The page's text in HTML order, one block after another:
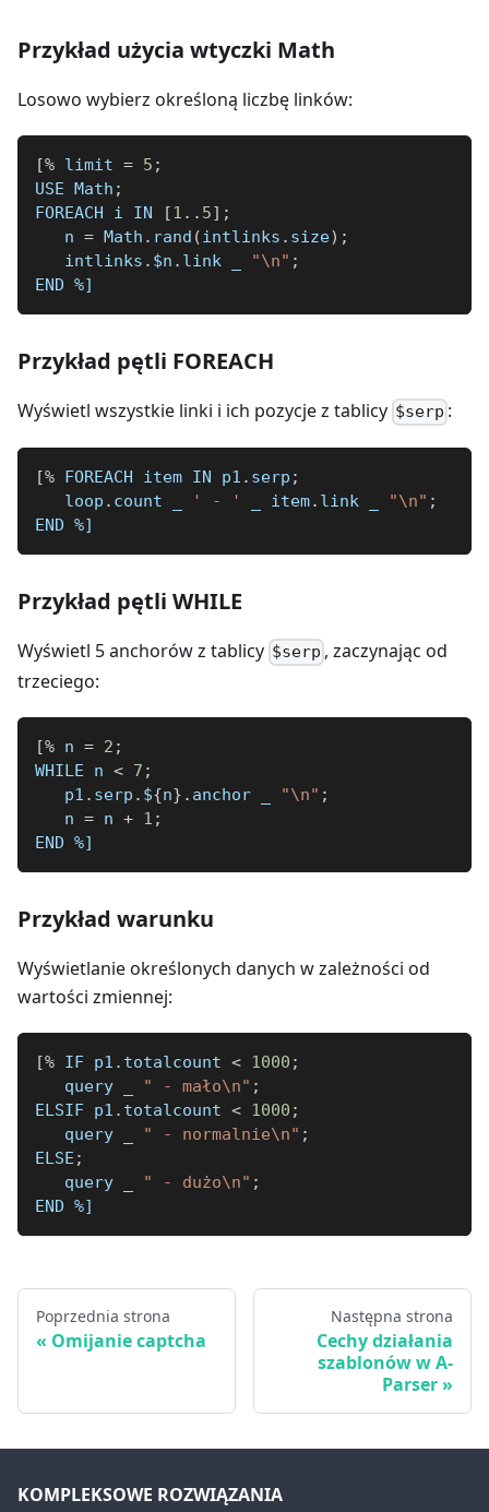
Przykład użycia wtyczki Math
Losowo wybierz określoną liczbę linków:
[% limit = 5 ;
USE Math ;
FOREACH i IN
[1 .. 5] ;
   n
= Math . rand (intlinks . size) ;
   intlinks
. $n . link "\n" ;
END %]
Przykład pętli FOREACH
Wyświetl wszystkie linki i ich pozycje z tablicy $serp :
[% FOREACH item IN p1 . serp ;
   loop
. count ' - ' item. link "\n" ;
END %]
Przykład pętli WHILE
Wyświetl 5 anchorów z tablicy $serp , zaczynając od
trzeciego:
[% n = 2 ;
WHILE n < 7 ;
   p1
. serp . ${n} . anchor "\n" ;
   n
= n + 1 ;
END %]
Przykład warunku
Wyświetlanie określonych danych w zależności od
wartości zmiennej:
[% IF p1 . totalcount < 1000 ;
   query
" - mało\n" ;
ELSIF p1 . totalcount < 1000 ;
   query
" - normalnie\n" ;
ELSE ;
   query
" - dużo\n" ;
END %]
Poprzednia strona
Omijanie captcha
Następna strona
Cechy działania
szablonów w A-
Parser
KOMPLEKSOWE ROZWIĄZANIA